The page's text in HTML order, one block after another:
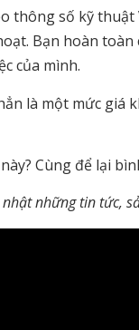
số kỹ thuật
Bạn hoàn
của mình.
là một mức giá
Cùng để lại
nhật những tin tức,